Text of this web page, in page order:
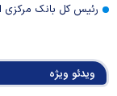
رئیس کل بانک مرکزی
ویدئو ویژه